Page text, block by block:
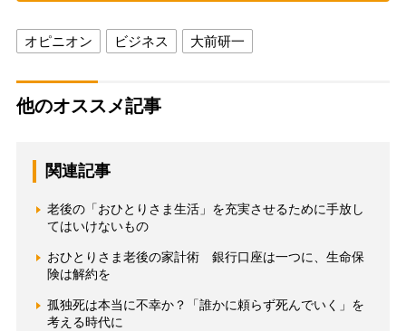
オピニオン ビジネス 大前研一
他のオススメ記事
関連記事
老後の「おひとりさま生活」を充実させるために手放し
てはいけないもの
おひとりさま老後の家計術 銀行口座は一つに、生命保
険は解約を
孤独死は本当に不幸か？「誰かに頼らず死んでいく」を
考える時代に